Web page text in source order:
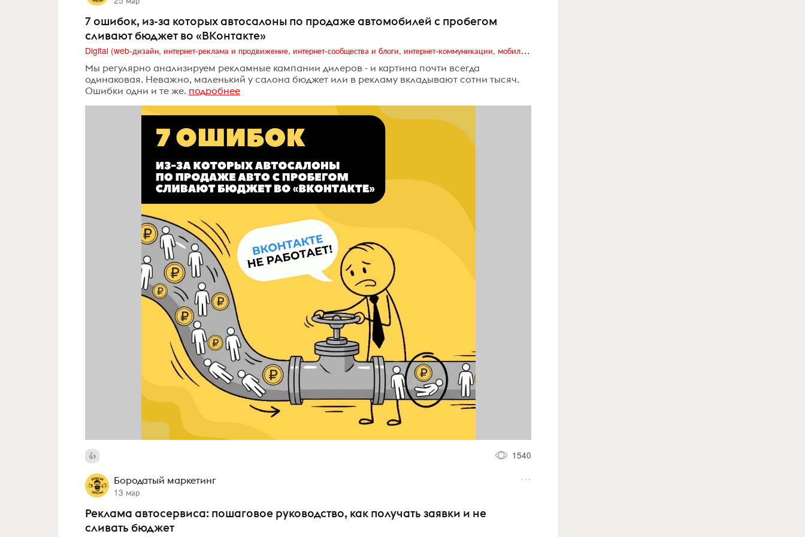
7 ошибок, из-за которых автосалоны по продаже автомобилей с пробегом
сливают бюджет во «ВКонтакте»
Digital (web-дизайн, интернет-реклама и продвижение, интернет-сообщества и блоги, интернет-коммуникации, мобильный маркетинг, реклама на цифровых экранах)
Мы регулярно анализируем рекламные кампании дилеров - и картина почти всегда
одинаковая. Неважно, маленький у салона бюджет или в рекламу вкладывают сотни тысяч.
Ошибки одни и те же. подробнее
1540
Бородатый маркетинг
13 мар
Реклама автосервиса: пошаговое руководство, как получать заявки и не
сливать бюджет